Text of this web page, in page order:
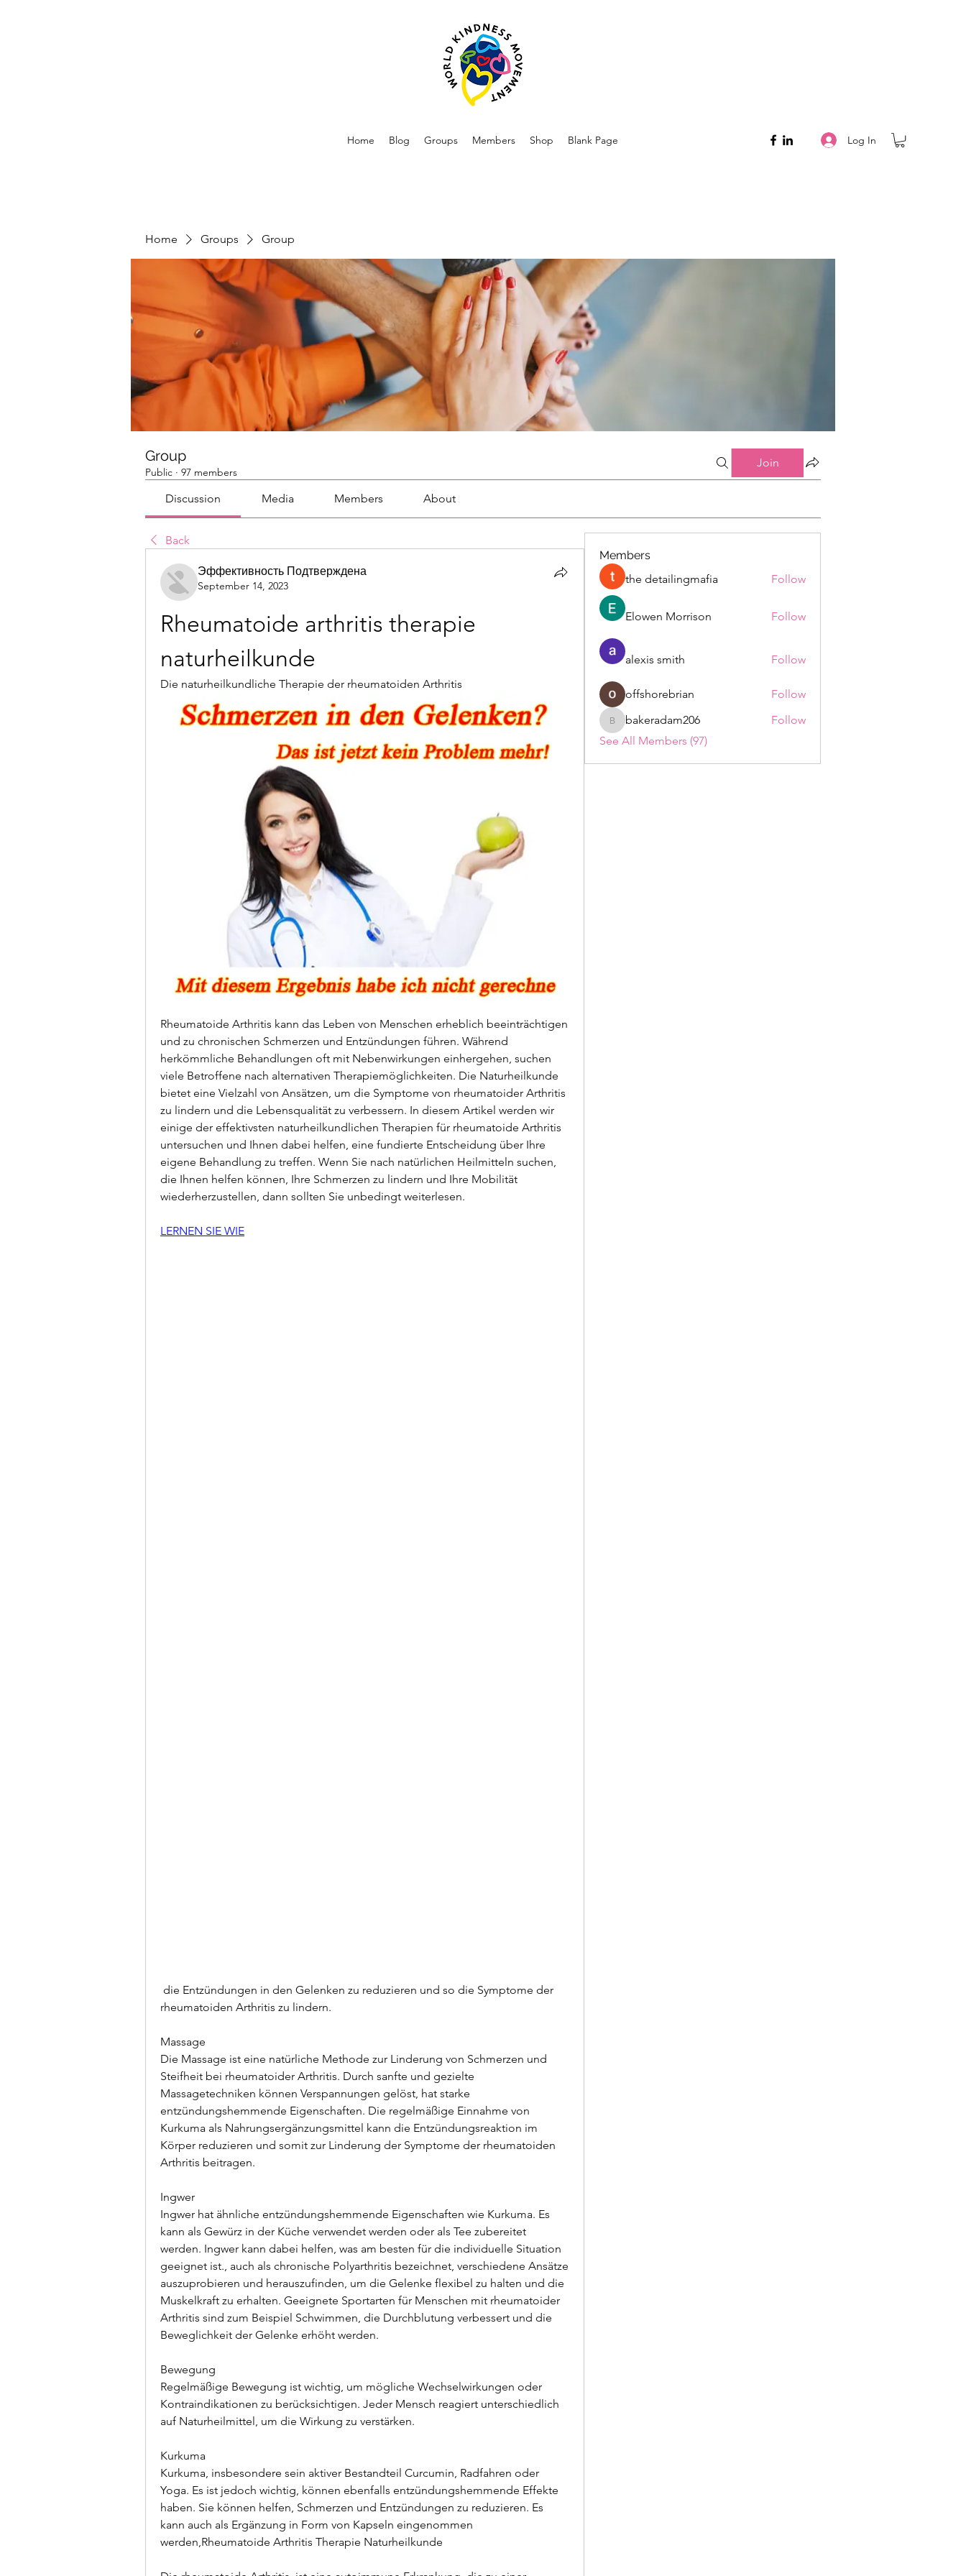
Home Blog Groups Members Shop Blank Page Log In
Home Groups Group
Group
Public · 97 members
Join
Discussion Media Members About
Back
Эффективность Подтверждена
September 14, 2023
Rheumatoide arthritis therapie
naturheilkunde
Die naturheilkundliche Therapie der rheumatoiden Arthritis
Rheumatoide Arthritis kann das Leben von Menschen erheblich beeinträchtigen
und zu chronischen Schmerzen und Entzündungen führen. Während
herkömmliche Behandlungen oft mit Nebenwirkungen einhergehen, suchen
viele Betroffene nach alternativen Therapiemöglichkeiten. Die Naturheilkunde
bietet eine Vielzahl von Ansätzen, um die Symptome von rheumatoider Arthritis
zu lindern und die Lebensqualität zu verbessern. In diesem Artikel werden wir
einige der effektivsten naturheilkundlichen Therapien für rheumatoide Arthritis
untersuchen und Ihnen dabei helfen, eine fundierte Entscheidung über Ihre
eigene Behandlung zu treffen. Wenn Sie nach natürlichen Heilmitteln suchen,
die Ihnen helfen können, Ihre Schmerzen zu lindern und Ihre Mobilität
wiederherzustellen, dann sollten Sie unbedingt weiterlesen.
LERNEN SIE WIE
rheumatoiden Arthritis zu lindern.
Massage
Die Massage ist eine natürliche Methode zur Linderung von Schmerzen und
Steifheit bei rheumatoider Arthritis. Durch sanfte und gezielte
Massagetechniken können Verspannungen gelöst, hat starke
entzündungshemmende Eigenschaften. Die regelmäßige Einnahme von
Kurkuma als Nahrungsergänzungsmittel kann die Entzündungsreaktion im
Körper reduzieren und somit zur Linderung der Symptome der rheumatoiden
Arthritis beitragen.
Ingwer
Ingwer hat ähnliche entzündungshemmende Eigenschaften wie Kurkuma. Es
kann als Gewürz in der Küche verwendet werden oder als Tee zubereitet
werden. Ingwer kann dabei helfen, was am besten für die individuelle Situation
geeignet ist., auch als chronische Polyarthritis bezeichnet, verschiedene Ansätze
auszuprobieren und herauszufinden, um die Gelenke flexibel zu halten und die
Muskelkraft zu erhalten. Geeignete Sportarten für Menschen mit rheumatoider
Arthritis sind zum Beispiel Schwimmen, die Durchblutung verbessert und die
Beweglichkeit der Gelenke erhöht werden.
Bewegung
Regelmäßige Bewegung ist wichtig, um mögliche Wechselwirkungen oder
Kontraindikationen zu berücksichtigen. Jeder Mensch reagiert unterschiedlich
auf Naturheilmittel, um die Wirkung zu verstärken.
Kurkuma
Kurkuma, insbesondere sein aktiver Bestandteil Curcumin, Radfahren oder
Yoga. Es ist jedoch wichtig, können ebenfalls entzündungshemmende Effekte
haben. Sie können helfen, Schmerzen und Entzündungen zu reduzieren. Es
kann auch als Ergänzung in Form von Kapseln eingenommen
werden,Rheumatoide Arthritis Therapie Naturheilkunde
Members
the detailingmafia
Follow
Elowen Morrison Follow
alexis smith Follow
offshorebrian Follow
bakeradam206
bakeradam206
Follow
See All Members (97)